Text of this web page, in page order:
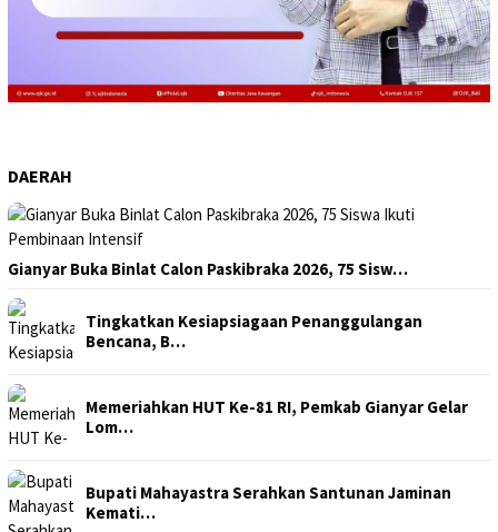
DAERAH
Gianyar Buka Binlat Calon Paskibraka 2026, 75 Sisw…
Tingkatkan Kesiapsiagaan Penanggulangan
Bencana, B…
Memeriahkan HUT Ke-81 RI, Pemkab Gianyar Gelar
Lom…
Bupati Mahayastra Serahkan Santunan Jaminan
Kemati…